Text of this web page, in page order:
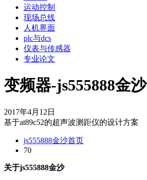
运动控制
现场总线
人机界面
plc与dcs
仪表与传感器
专业论文
变频器-js555888金沙
2017年4月12日
基于at89c52的超声波测距仪的设计方案
js555888金沙首页
70
关于js555888金沙